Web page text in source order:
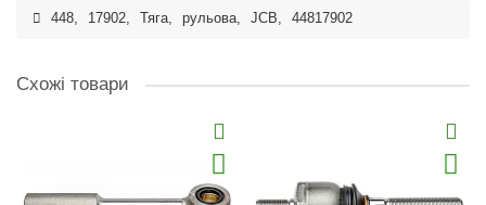
448, 17902, Тяга, рульова, JCB, 44817902
Схожі товари